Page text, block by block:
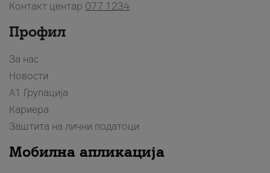
Контакт центар 077 1234
Профил
За нас
Новости
А1 Групација
Кариера
Заштита на лични податоци
Мобилна апликација